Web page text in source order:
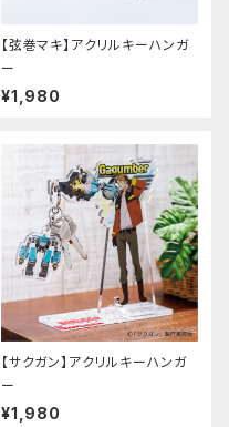
【弦巻マキ】アクリルキーハンガ
ー
¥1,980
【サクガン】アクリルキーハンガ
ー
¥1,980